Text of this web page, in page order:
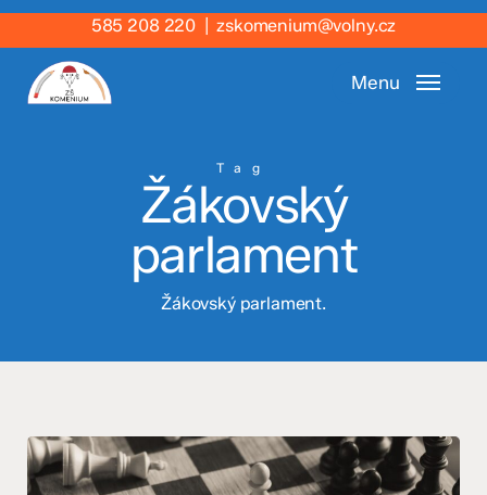
Skip
content
585 208 220 |zskomenium@volny.cz
Menu
Tag
Žákovský
parlament
Žákovský parlament.